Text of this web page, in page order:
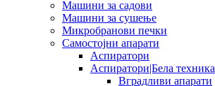
Машини за садови
Машини за сушење
Микробранови печки
Самостојни апарати
Аспиратори
Аспиратори|Бела техника
Вградливи апарати